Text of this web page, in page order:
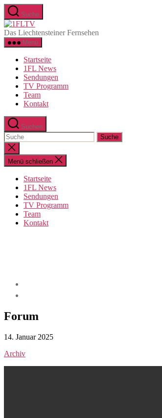
Direkt
zum
Inhalt
wechseln
Suche
1FLTV
Das Liechtensteiner Fernsehen
Menü
Startseite
1FL News
Sendungen
TV Programm
Team
Kontakt
Suchen
Suche
nach:
Suche
schließen
Menü schließen
Startseite
1FL News
Sendungen
TV Programm
Team
Kontakt
Forum
14. Januar 2025
Archiv